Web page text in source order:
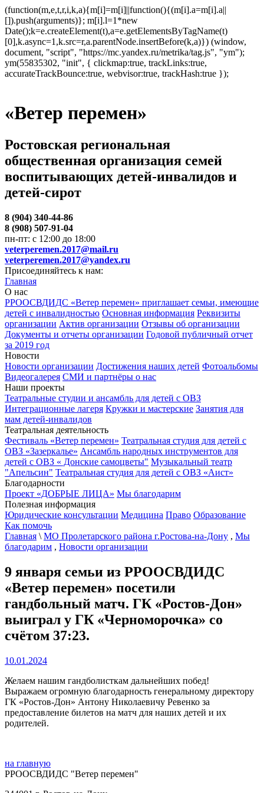
(function(m,e,t,r,i,k,a){m[i]=m[i]||function(){(m[i].a=m[i].a||
[]).push(arguments)}; m[i].l=1*new
Date();k=e.createElement(t),a=e.getElementsByTagName(t)
[0],k.async=1,k.src=r,a.parentNode.insertBefore(k,a)}) (window,
document, "script", "https://mc.yandex.ru/metrika/tag.js", "ym");
ym(55835302, "init", { clickmap:true, trackLinks:true,
accurateTrackBounce:true, webvisor:true, trackHash:true });
«Ветер перемен»
Ростовская региональная
общественная организация семей
воспитывающих детей-инвалидов и
детей-сирот
8 (904) 340-44-86
8 (908) 507-91-04
пн-пт: с 12:00 до 18:00
veterperemen.2017@mail.ru
veterperemen.2017@yandex.ru
Присоединяйтесь к нам:
Главная
О нас
РРООСВДИДС «Ветер перемен» приглашает семьи, имеющие
детей с инвалидностью Основная информация Реквизиты
организации Актив организации Отзывы об организации
Документы и отчеты организации Годовой публичный отчет
за 2019 год
Новости
Новости организации Достижения наших детей Фотоальбомы
Видеогалерея СМИ и партнёры о нас
Наши проекты
Театральные студии и ансамбль для детей с ОВЗ
Интеграционные лагеря Кружки и мастерские Занятия для
мам детей-инвалидов
Театральная деятельность
Фестиваль «Ветер перемен» Театральная студия для детей с
ОВЗ «Зазеркалье» Ансамбль народных инструментов для
детей с ОВЗ « Донские самоцветы" Музыкальный театр
"Апельсин" Театральная студия для детей с ОВЗ «Аист»
Благодарности
Проект «ДОБРЫЕ ЛИЦА» Мы благодарим
Полезная информация
Юридические консультации Медицина Право Образование
Как помочь
Главная \ МО Пролетарского района г.Ростова-на-Дону , Мы
благодарим , Новости организации
9 января семьи из РРООСВДИДС
«Ветер перемен» посетили
гандбольный матч. ГК «Ростов-Дон»
выиграл у ГК «Черноморочка» со
счётом 37:23.
10.01.2024
Желаем нашим гандболисткам дальнейших побед!
Выражаем огромную благодарность генеральному директору
ГК «Ростов-Дон» Антону Николаевичу Ревенко за
предоставление билетов на матч для наших детей и их
родителей.
на главную
РРООСВДИДС "Ветер перемен"